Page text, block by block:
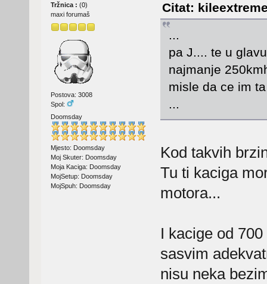
Tržnica : (0)
maxi forumaš
Postova: 3008
Spol:
Doomsday
Mjesto: Doomsday
Moj Skuter: Doomsday
Moja Kaciga: Doomsday
MojSetup: Doomsday
MojSpuh: Doomsday
Citat:
...
pa J.... te u
najmanje
misle da ce im
...
Kod takvih
Tu ti kaciga
motora...
I kacige od
sasvim
nisu neka